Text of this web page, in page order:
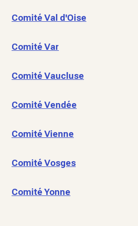
Comité Val d'Oise
Comité Var
Comité Vaucluse
Comité Vendée
Comité Vienne
Comité Vosges
Comité Yonne